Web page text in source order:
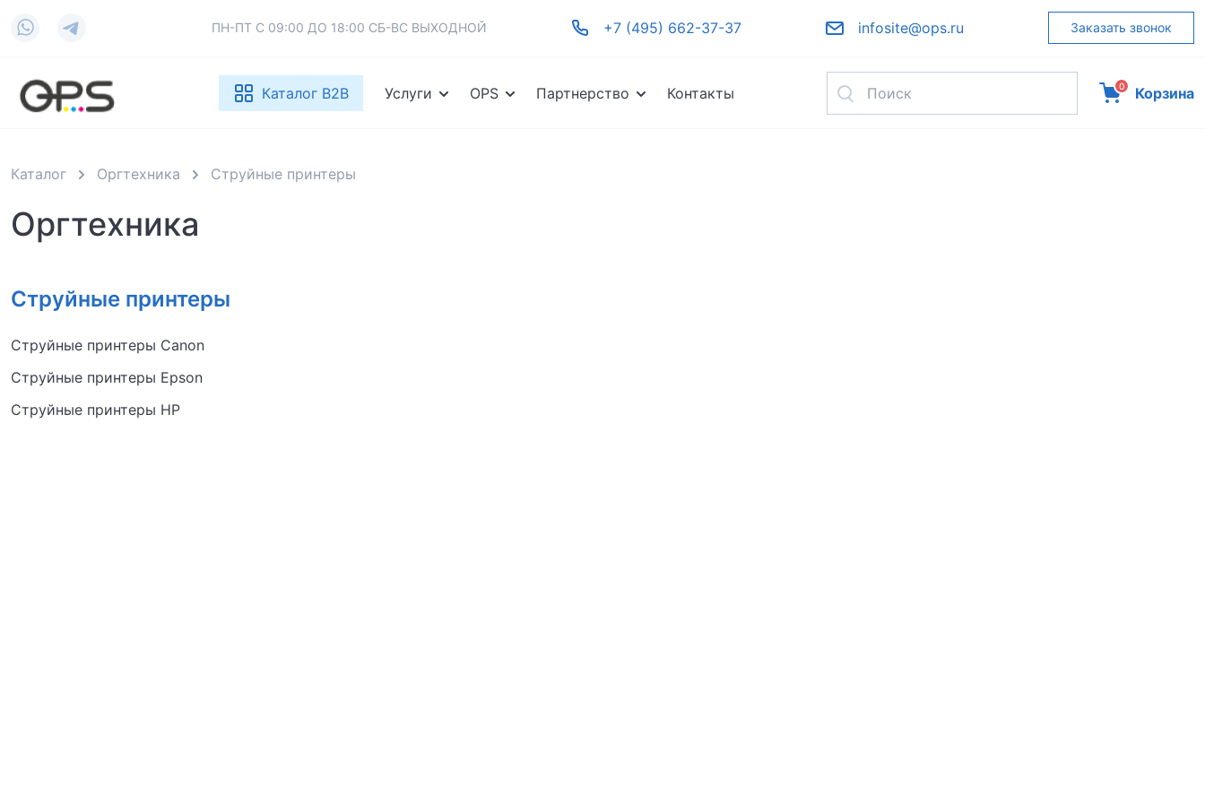
ПН-ПТ С 09:00 ДО 18:00 СБ-ВС ВЫХОДНОЙ +7 (495) 662-37-37 infosite@ops.ru Заказать звонок
Каталог B2B Услуги OPS Партнерство Контакты 0 Корзина
Каталог Оргтехника Струйные принтеры
Оргтехника
Струйные принтеры
Струйные принтеры Canon
Струйные принтеры Epson
Струйные принтеры HP